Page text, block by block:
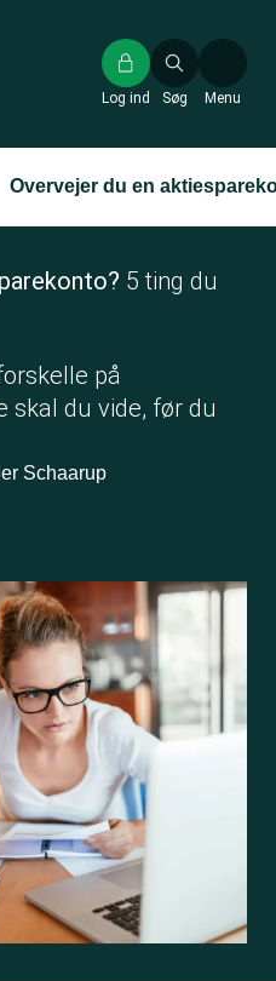
Søg
Log ind Menu
Overvejer du en
5 ting du
på
skal du vide, før du
Schaarup